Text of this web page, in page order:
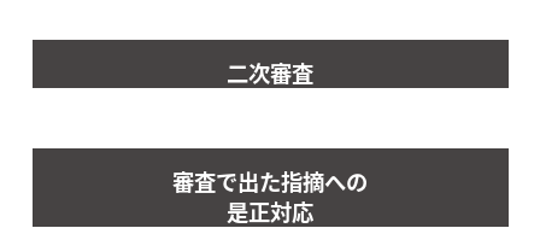
二次審査
審査で出た指摘への
是正対応